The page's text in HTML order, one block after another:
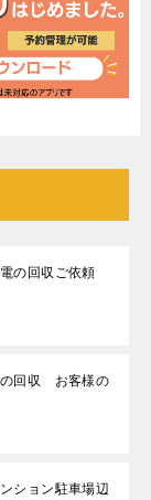
の回収ご依頼
の回収 お客様の
ション駐車場辺